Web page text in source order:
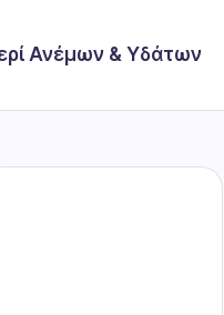
Ανέμων & Υδάτων